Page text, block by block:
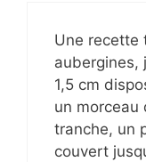
Une recette
aubergines,
1,5 cm
un morceau
tranche, un
couvert